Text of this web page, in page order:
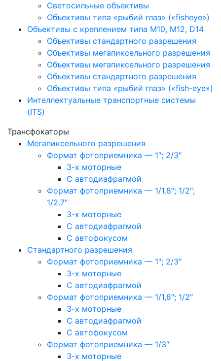
Светосильные объективы
Объективы типа «рыбий глаз» («fisheye»)
Объективы с креплением типа M10, M12, D14
Объективы стандартного разрешения
Объективы мегапиксельного разрешения
Объективы мегапиксельного разрешения
Объективы стандартного разрешения
Объективы типа «рыбий глаз» («fish-eye»)
Интеллектуальные транспортные системы
(ITS)
Трансфокаторы
Мегапиксельного разрешения
Формат фотоприемника — 1″; 2/3″
3-х моторные
С автодиафрагмой
Формат фотоприемника — 1/1.8″; 1/2″;
1/2.7″
3-х моторные
С автодиафрагмой
С автофокусом
Стандартного разрешения
Формат фотоприемника — 1″; 2/3″
3-х моторные
С автодиафрагмой
Формат фотоприемника — 1/1,8″; 1/2″
3-х моторные
С автодиафрагмой
С автофокусом
Формат фотоприемника — 1/3″
3-х моторные